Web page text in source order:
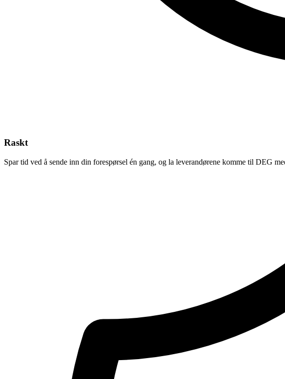
Raskt
Spar tid ved å sende inn din forespørsel én gang, og la leverandørene komme til DEG